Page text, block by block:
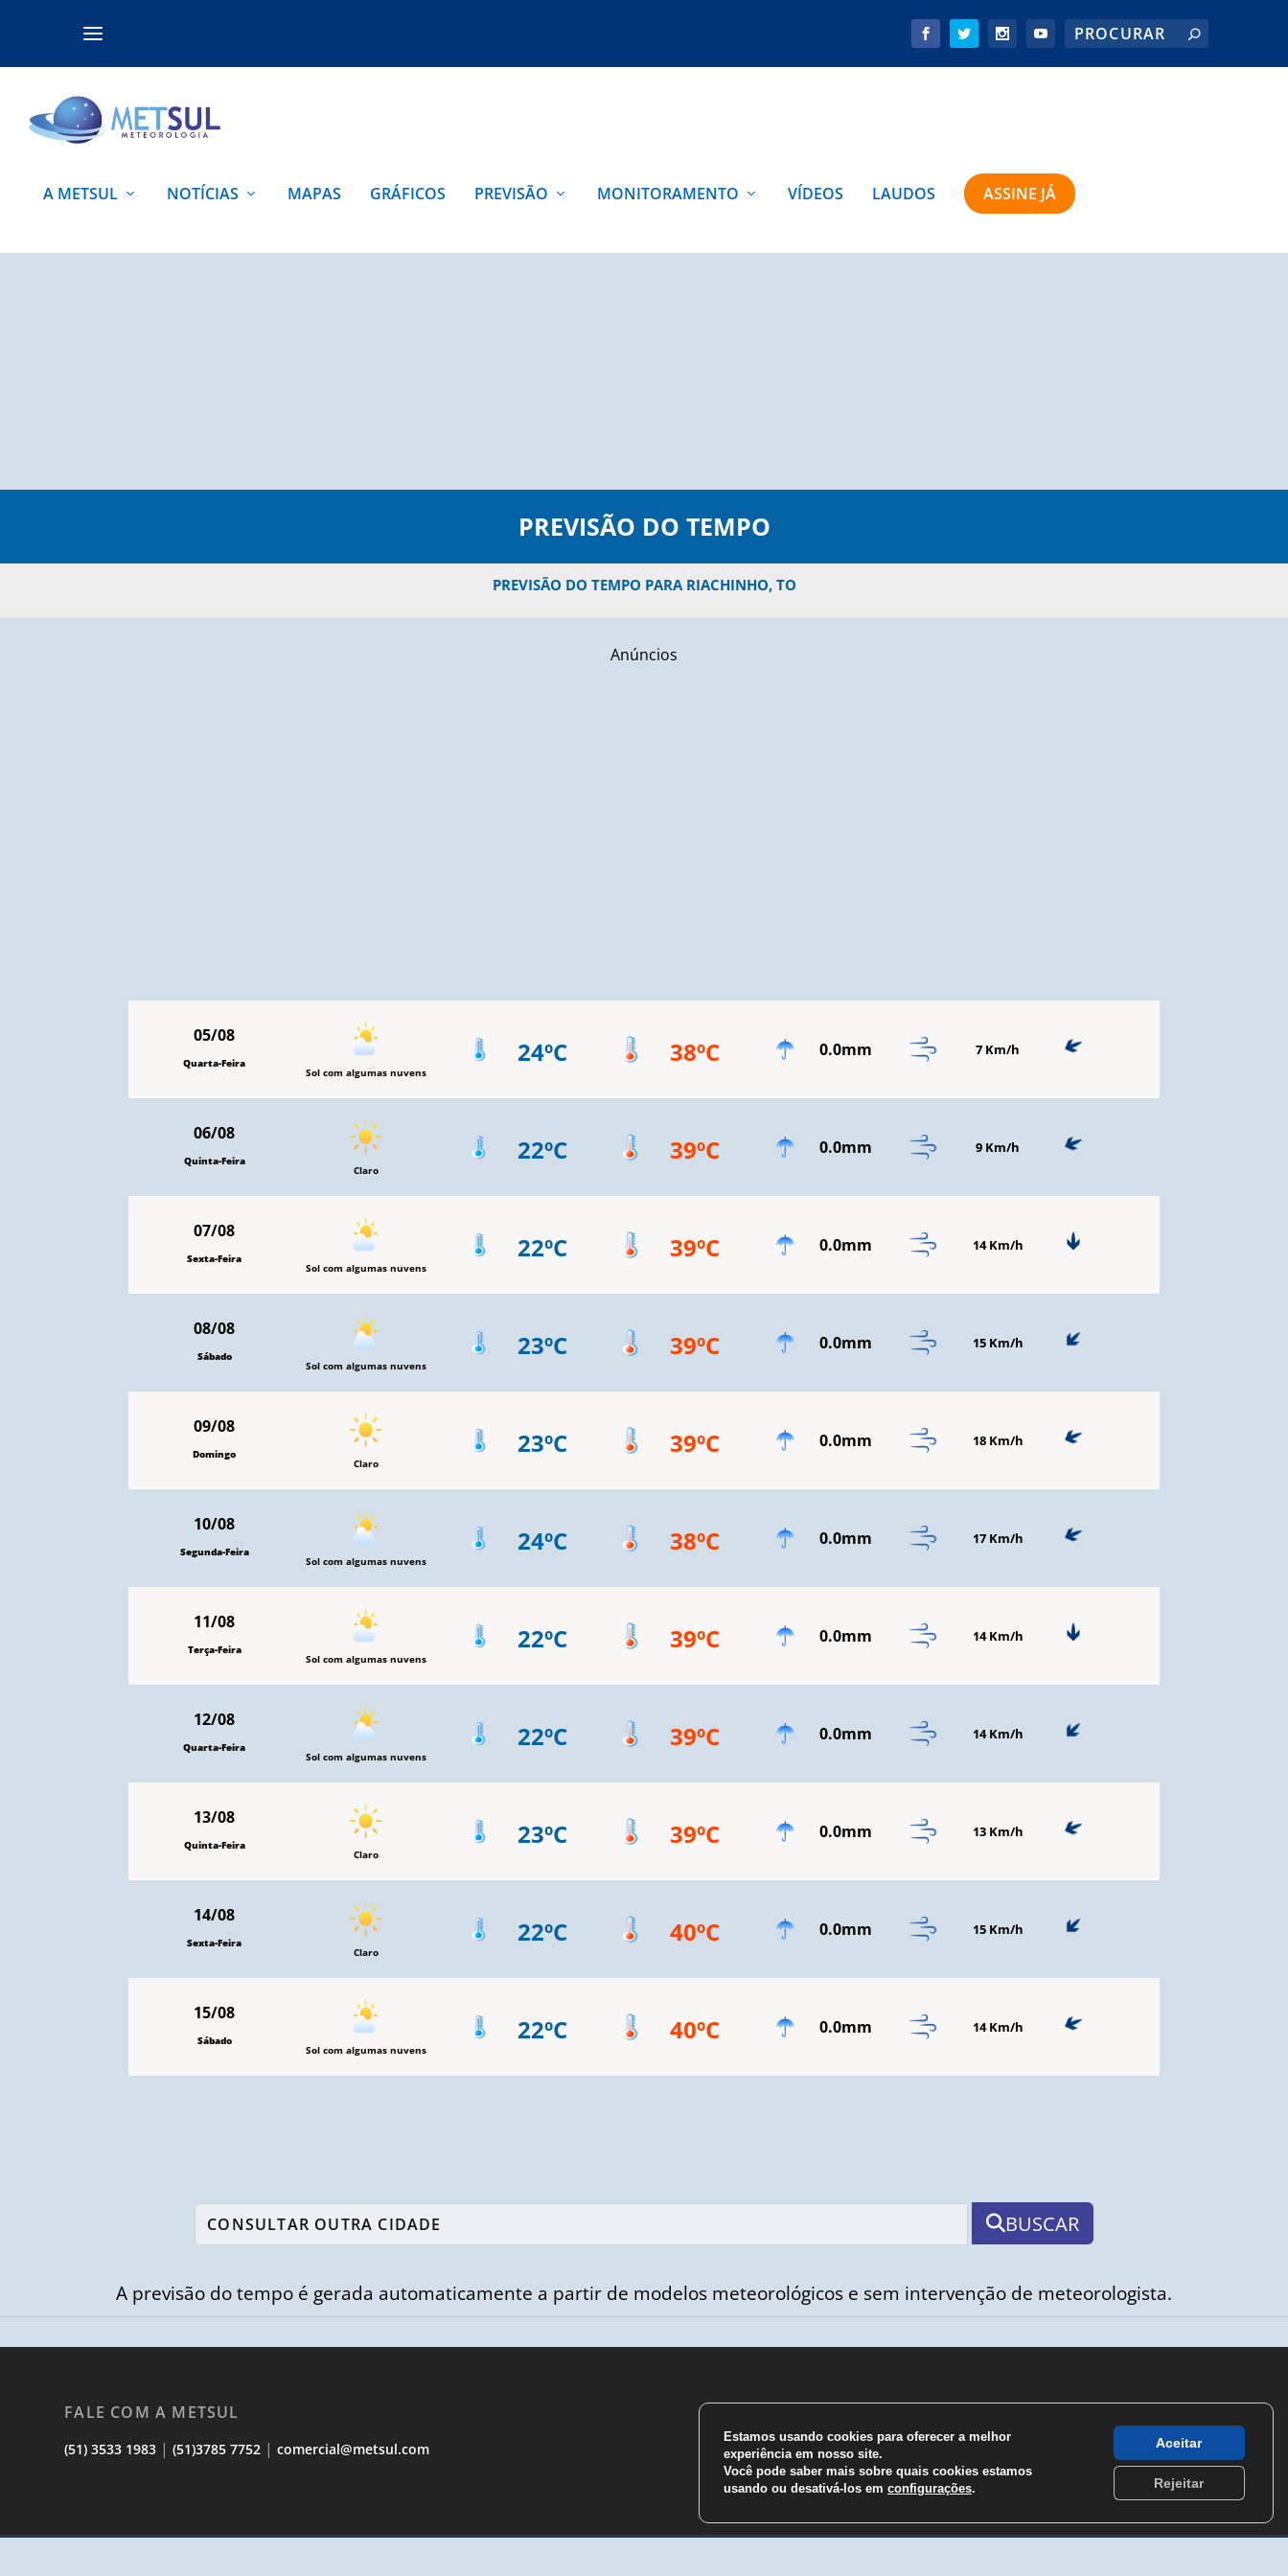
A METSUL NOTÍCIAS MAPAS GRÁFICOS PREVISÃO MONITORAMENTO VÍDEOS LAUDOS ASSINE JÁ
PREVISÃO DO TEMPO
PREVISÃO DO TEMPO PARA RIACHINHO, TO
Anúncios
05/08
Quarta-Feira
Sol com algumas nuvens
24ºC 38ºC 0.0mm 7 Km/h
06/08
Quinta-Feira
Claro
22ºC 39ºC 0.0mm 9 Km/h
07/08
Sexta-Feira
Sol com algumas nuvens
22ºC 39ºC 0.0mm 14 Km/h
08/08
Sábado
Sol com algumas nuvens
23ºC 39ºC 0.0mm 15 Km/h
09/08
Domingo
Claro
23ºC 39ºC 0.0mm 18 Km/h
10/08
Segunda-Feira
Sol com algumas nuvens
24ºC 38ºC 0.0mm 17 Km/h
11/08
Terça-Feira
Sol com algumas nuvens
22ºC 39ºC 0.0mm 14 Km/h
12/08
Quarta-Feira
Sol com algumas nuvens
22ºC 39ºC 0.0mm 14 Km/h
13/08
Quinta-Feira
Claro
23ºC 39ºC 0.0mm 13 Km/h
14/08
Sexta-Feira
Claro
22ºC 40ºC 0.0mm 15 Km/h
15/08
Sábado
Sol com algumas nuvens
22ºC 40ºC 0.0mm 14 Km/h
BUSCAR
A previsão do tempo é gerada automaticamente a partir de modelos meteorológicos e sem intervenção de meteorologista.
FALE COM A METSUL
(51) 3533 1983 |(51)3785 7752 |comercial@metsul.com
Estamos usando cookies para oferecer a melhor
experiência em nosso site.
Você pode saber mais sobre quais cookies estamos
usando ou desativá-los em configurações.
Aceitar
Rejeitar